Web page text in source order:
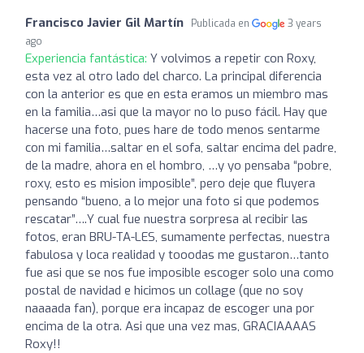
Francisco Javier Gil Martín Publicada en
3 years
ago
Experiencia fantástica: Y volvimos a repetir con Roxy,
esta vez al otro lado del charco. La principal diferencia
con la anterior es que en esta eramos un miembro mas
en la familia…asi que la mayor no lo puso fácil. Hay que
hacerse una foto, pues hare de todo menos sentarme
con mi familia…saltar en el sofa, saltar encima del padre,
de la madre, ahora en el hombro, …y yo pensaba “pobre,
roxy, esto es mision imposible”, pero deje que fluyera
pensando “bueno, a lo mejor una foto si que podemos
rescatar”….Y cual fue nuestra sorpresa al recibir las
fotos, eran BRU-TA-LES, sumamente perfectas, nuestra
fabulosa y loca realidad y tooodas me gustaron…tanto
fue asi que se nos fue imposible escoger solo una como
postal de navidad e hicimos un collage (que no soy
naaaada fan), porque era incapaz de escoger una por
encima de la otra. Asi que una vez mas, GRACIAAAAS
Roxy!!